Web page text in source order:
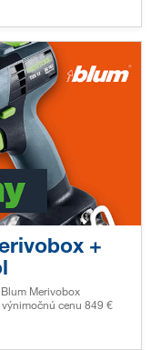
+
Merivobox
cenu 849 €